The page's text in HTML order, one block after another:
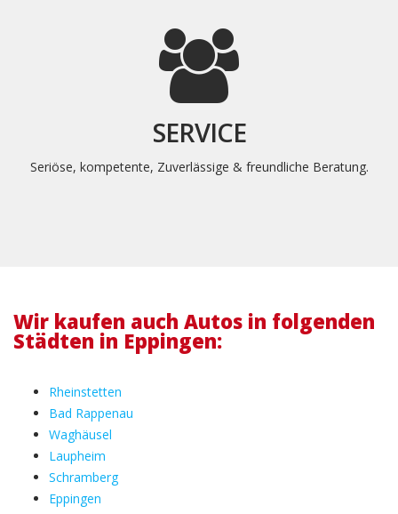
SERVICE
Seriöse, kompetente, Zuverlässige & freundliche Beratung.
Wir kaufen auch Autos in folgenden
Städten in Eppingen:
Rheinstetten
Bad Rappenau
Waghäusel
Laupheim
Schramberg
Eppingen